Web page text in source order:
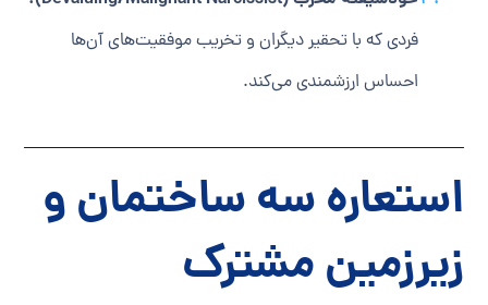
فردی که با تحقیر دیگران و تخریب موفقیت‌های آن‌ها
احساس ارزشمندی می‌کند.
استعاره سه ساختمان و
زیرزمین مشترک